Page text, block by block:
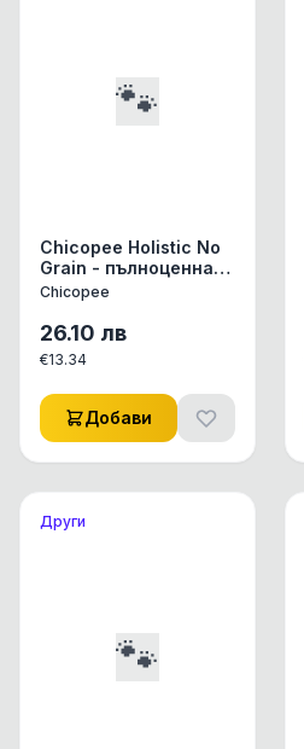
🐾
Chicopee Holistic No
Grain - пълноценна
суха храна за
чувствителен
стомах, 1.5 кг
Chicopee
26.10 лв
€13.34
Добави
Други
🐾